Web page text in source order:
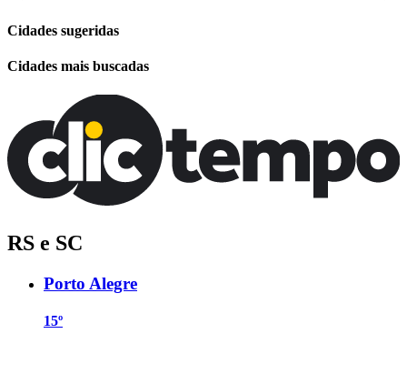
Cidades sugeridas
Cidades mais buscadas
RS e SC
Porto Alegre
15º